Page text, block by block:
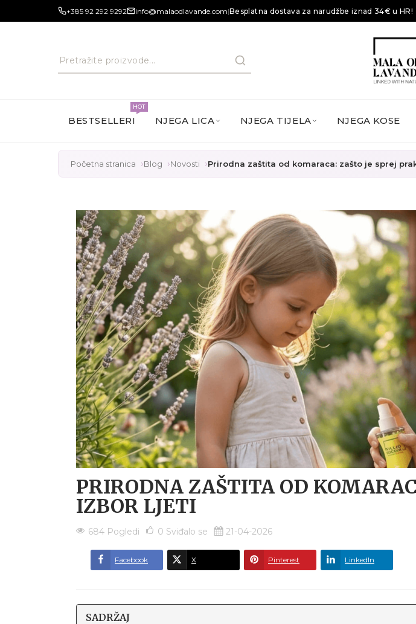
+385 92 292 9292 info@malaodlavande.com|Besplatna dostava za narudžbe iznad 34€ u HR!
BESTSELLERI
HOT
NJEGA LICA NJEGA TIJELA NJEGA KOSE
Početna stranica Blog Novosti Prirodna zaštita od komaraca: zašto je sprej
PRIRODNA ZAŠTITA OD
IZBOR LJETI
684 Pogledi 0 Sviđalo se 21-04-2026
Facebook X Pinterest LinkedIn
SADRŽAJ